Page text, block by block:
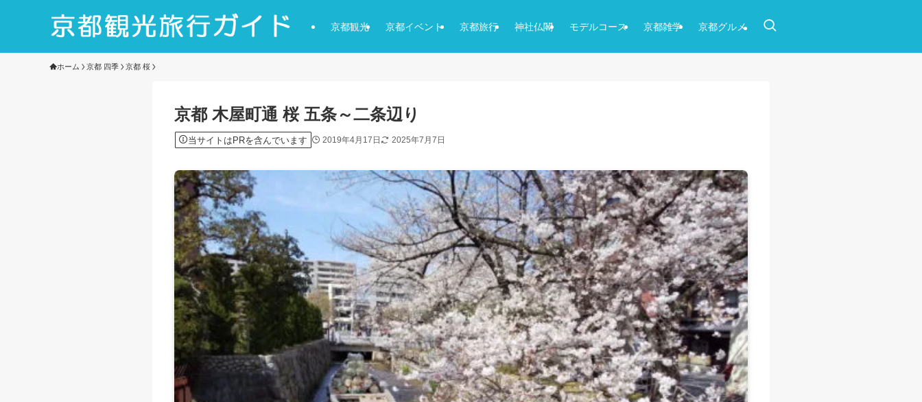
京都観光 京都イベント 京都旅行 神社仏閣 モデルコース 京都雑学 京都グルメ
ホーム 京都 四季 京都 桜
京都 木屋町通 桜 五条～二条辺り
当サイトはPRを含んでいます 2019年4月17日 2025年7月7日